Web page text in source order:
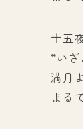
十五
“い
満月
まる